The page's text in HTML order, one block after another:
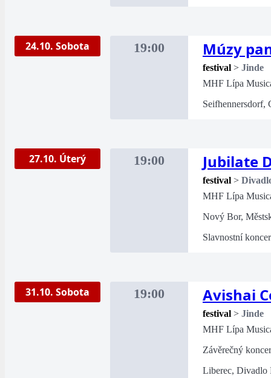
24.10. Sobota 19:00 Múzy
festival > Jinde
MHF Lípa
Seifhennersdorf,
27.10. Úterý 19:00 Jubilate
festival >
MHF Lípa
Nový Bor,
Slavnostní
31.10. Sobota 19:00 Avishai
festival > Jinde
MHF Lípa
Závěrečný
Liberec, Divadlo